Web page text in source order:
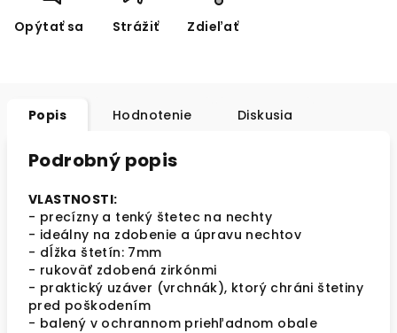
Opýtať sa Strážiť Zdieľať
Popis Hodnotenie Diskusia
Podrobný popis
VLASTNOSTI:
- precízny a tenký štetec na nechty
- ideálny na zdobenie a úpravu nechtov
- dĺžka štetín: 7mm
- rukoväť zdobená zirkónmi
- praktický uzáver (vrchnák), ktorý chráni štetiny
pred poškodením
- balený v ochrannom priehľadnom obale